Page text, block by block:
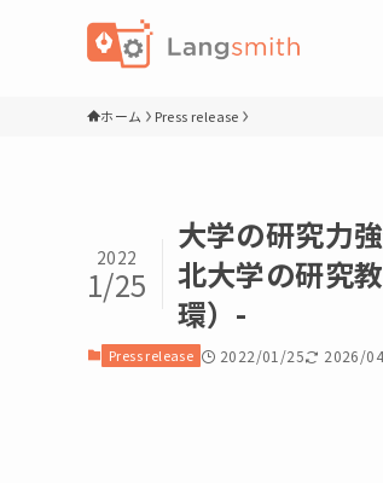
ホーム Press release
大学の研究力
北大学の研究
環）-
2022
1/25
Press release 2022/01/25 2026/